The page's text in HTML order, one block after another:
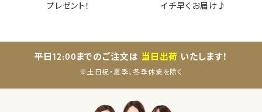
プレゼント！
イチ早くお届け♪
平日12:00までのご注文は 当日出荷 いたします！
※土日祝・夏季、冬季休業を除く